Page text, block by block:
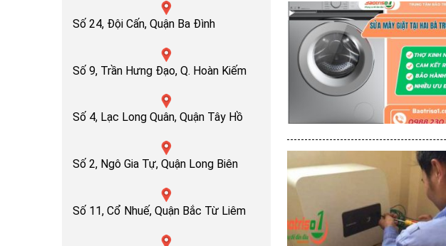
Số 24, Đội Cấn, Quận Ba Đình
Số 9, Trần Hưng Đạo, Q. Hoàn Kiếm
Số 4, Lạc Long Quân, Quận Tây Hồ
Số 2, Ngô Gia Tự, Quận Long Biên
Số 11, Cổ Nhuế, Quận Bắc Từ Liêm